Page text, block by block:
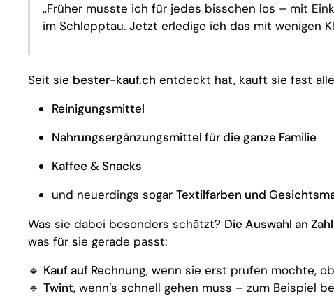
„Früher musste ich für jedes bisschen los – mit
im Schlepptau. Jetzt erledige ich das mit wenigen
Seit sie bester-kauf.ch entdeckt hat, kauft sie fast
Reinigungsmittel
Nahrungsergänzungsmittel für die ganze Familie
Kaffee & Snacks
und neuerdings sogar Textilfarben und
Was sie dabei besonders schätzt? Die Auswahl an
was für sie gerade passt:
🔹 Kauf auf Rechnung, wenn sie erst prüfen möchte,
🔹 Twint, wenn’s schnell gehen muss – zum Beispiel